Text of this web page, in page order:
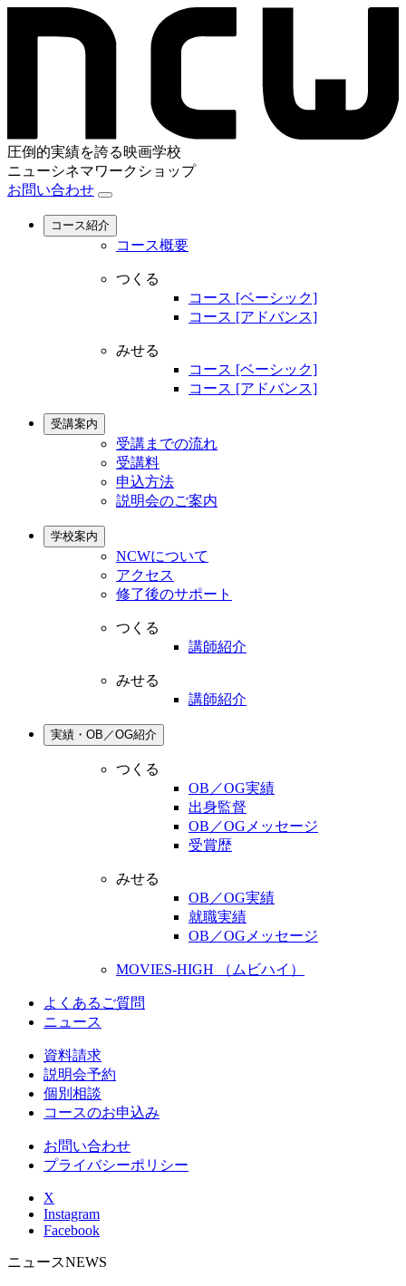
圧倒的実績を誇る映画学校
ニューシネマワークショップ
お問い合わせ
コース紹介
コース概要
つくる
コース [ベーシック]
コース [アドバンス]
みせる
コース [ベーシック]
コース [アドバンス]
受講案内
受講までの流れ
受講料
申込方法
説明会のご案内
学校案内
NCWについて
アクセス
修了後のサポート
つくる
講師紹介
みせる
講師紹介
実績・OB／OG紹介
つくる
OB／OG実績
出身監督
OB／OGメッセージ
受賞歴
みせる
OB／OG実績
就職実績
OB／OGメッセージ
MOVIES-HIGH （ムビハイ）
よくあるご質問
ニュース
資料請求
説明会予約
個別相談
コースのお申込み
お問い合わせ
プライバシーポリシー
X
Instagram
Facebook
ニュースNEWS